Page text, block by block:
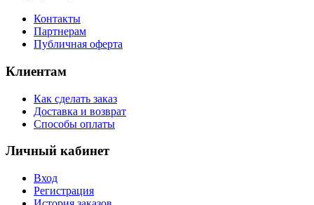
Контакты
Партнерам
Публичная оферта
Клиентам
Как сделать заказ
Доставка и возврат
Способы оплаты
Личный кабинет
Вход
Регистрация